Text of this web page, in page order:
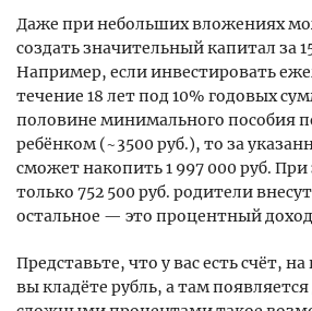
Даже при небольших вложениях
создать значительный капитал за
Например, если инвестировать
течение 18 лет под 10% годовых
половине минимального пособия
ребёнком (~3500 руб.), то за
сможет накопить 1 997 000 руб.
только 752 500 руб. родители
остальное — это процентный
Представьте, что у вас есть счёт,
вы кладёте рубль, а там появляется